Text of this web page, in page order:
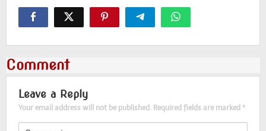
Comment
Leave a Reply
Your email address will not be published. Required fields are marked *